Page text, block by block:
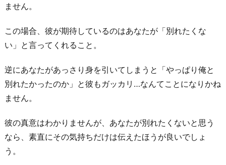
ません。
この場合、彼が期待しているのはあなたが「別れたくな
い」と言ってくれること。
逆にあなたがあっさり身を引いてしまうと「やっぱり俺と
別れたかったのか」と彼もガッカリ…なんてことになりかね
ません。
彼の真意はわかりませんが、あなたが別れたくないと思う
なら、素直にその気持ちだけは伝えたほうが良いでしょ
う。